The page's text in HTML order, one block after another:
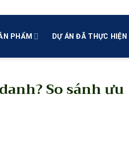
PHẨM DỰ ÁN ĐÃ THỰC HIỆN
So sánh ưu